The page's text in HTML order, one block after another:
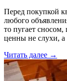
Перед покупкой
любого
то пугает
ценны не слухи,
Читать далее →